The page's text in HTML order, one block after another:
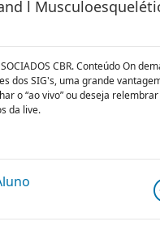
l
CBR. Conteúdo On
dos SIG's, uma grande
o “ao vivo” ou deseja relembrar
da live.